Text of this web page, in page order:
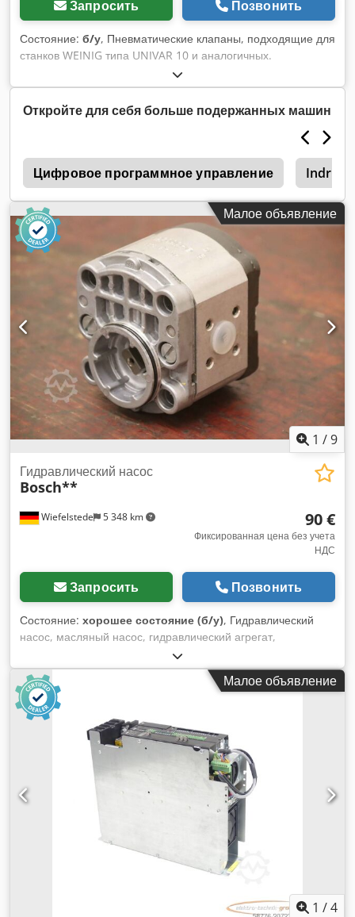
Запросить Позвонить
Состояние: б/у, Пневматические клапаны, подходящие для
станков WEINIG типа UNIVAR 10 и аналогичных.
Стандартное управление: двустороннее или возврат
пружиной. Csdpfezrxlasx Ah Djrf Технические
характеристики: - Количество: 27
Откройте для себя больше подержанных машин
Цифровое программное управление
Малое объявление
1 /9
Wiefelstede 5 348 km
Гидравлический насос
Bosch**
90 €
Фиксированная цена без учета
НДС
Запросить Позвонить
Состояние: хорошее состояние (б/у), Гидравлический
насос, масляный насос, гидравлический агрегат,
гидравлический насос, гидравлический привод,
электродвигатель, двигатель постоянного тока, тяговый
двигатель, приводной двигатель. Cedpovwi Nqofx Ah Dorf
-Производитель: Bosch, гидравлический насос -Тип:
фланцевое/вальное соединение: см. фото, квадрат 8 x 17
мм -Количество: в наличии 4 насоса -Цена: за штуку
-Габариты: 87/84/H100 мм -Вес: 1,9 кг
Малое объявление
1 /4